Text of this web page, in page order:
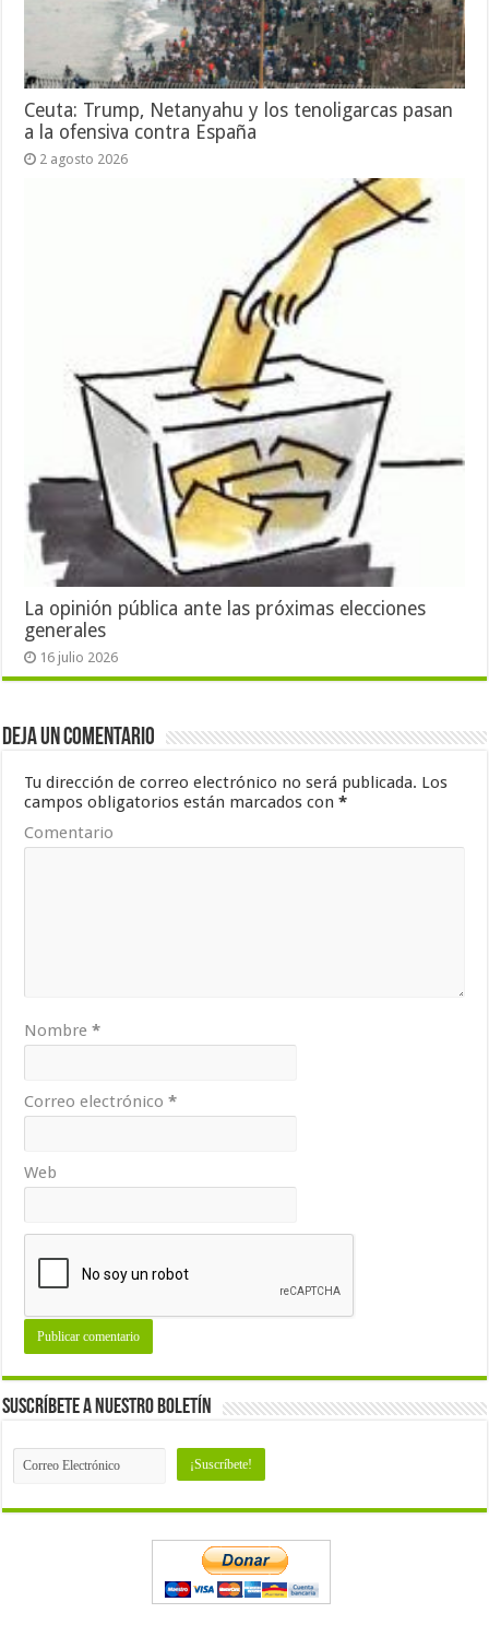
Ceuta: Trump, Netanyahu y los tenoligarcas pasan
a la ofensiva contra España
2 agosto 2026
La opinión pública ante las próximas elecciones
generales
16 julio 2026
Deja un comentario
Tu dirección de correo electrónico no será publicada. Los
campos obligatorios están marcados con*
Comentario
Nombre*
Correo electrónico*
Web
Suscríbete a nuestro Boletín